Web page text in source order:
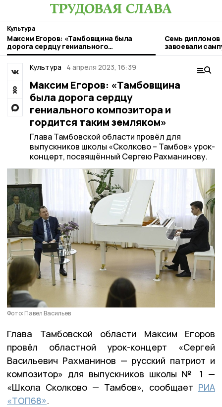
Культура
Максим Егоров: «Тамбовщина была
дорога сердцу гениального
композитора и гордится таким
земляком»
Семь дипломов
завоевали
Культура 4 апреля 2023, 16:39
Максим Егоров: «Тамбовщина
была дорога сердцу
гениального композитора и
гордится таким земляком»
Глава Тамбовской области провёл для
выпускников школы «Сколково – Тамбов» урок-
концерт, посвящённый Сергею Рахманинову.
Фото: Павел Васильев
Глава Тамбовской области Максим Егоров
провёл областной урок-концерт «Сергей
Васильевич Рахманинов — русский патриот и
композитор» для выпускников школы № 1 —
«Школа Сколково — Тамбов», сообщает РИА
«ТОП68».